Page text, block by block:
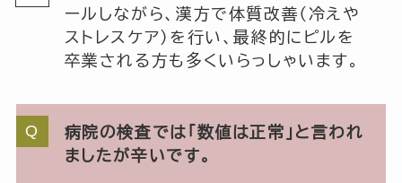
ールしながら、漢方で体質改善（冷えや
ストレスケア）を行い、最終的にピルを
卒業される方も多くいらっしゃいます。
病院の検査では「数値は正常」と言われ
ましたが辛いです。